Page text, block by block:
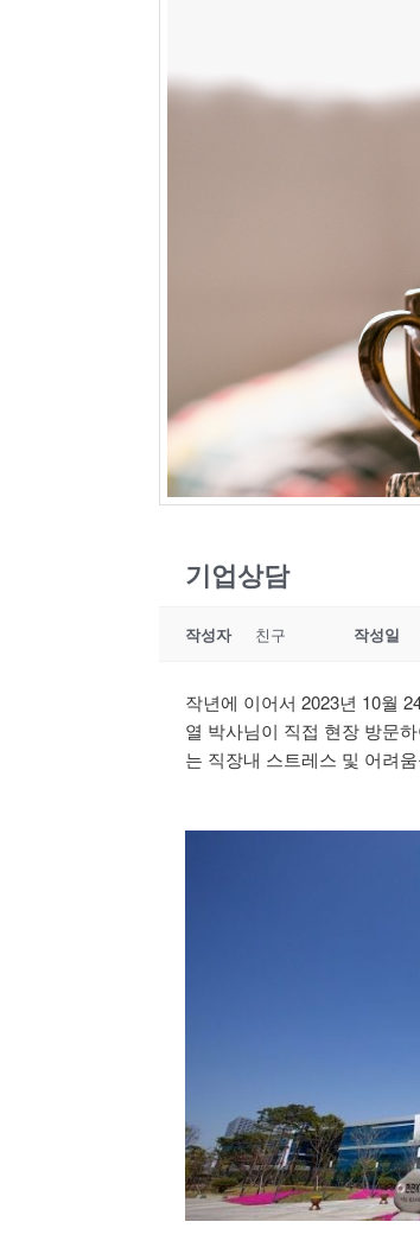
기업상담
작성자 친구 작성일
작년에 이어서 2023년 10월
열 박사님이 직접 현장 방문
는 직장내 스트레스 및 어려